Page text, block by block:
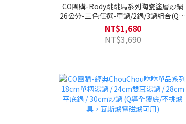
CO團購-Rody跳跳馬系列陶瓷塗層炒鍋
26公分-三色任選-單鍋/2鍋/3鍋組合(Q導
全覆底/不挑爐具，瓦斯爐電磁爐可用)-可
加購矽膠湯勺鍋鏟-Rody跳跳馬
NT$1,680
NT$3,690